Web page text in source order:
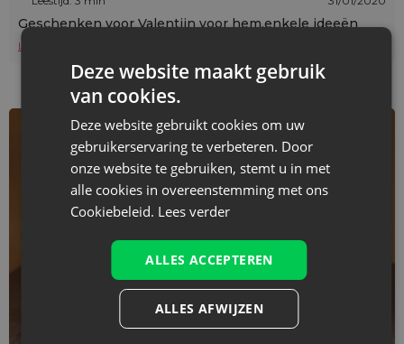
Geschenken voor Valentijn voor hem,enkele ideeën
Lees verder
Deze website maakt gebruik
van cookies.
Deze website gebruikt cookies om uw
gebruikerservaring te verbeteren. Door
onze website te gebruiken, stemt u in met
alle cookies in overeenstemming met ons
Cookiebeleid. Lees verder
ALLES ACCEPTEREN
ALLES AFWIJZEN